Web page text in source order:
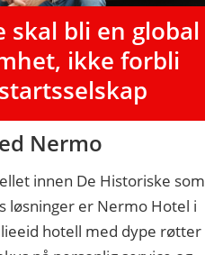
skal bli en global
ikke forbli
Nermo
innen De Historiske som
løsninger er Nermo Hotel i
hotell med dype røtter